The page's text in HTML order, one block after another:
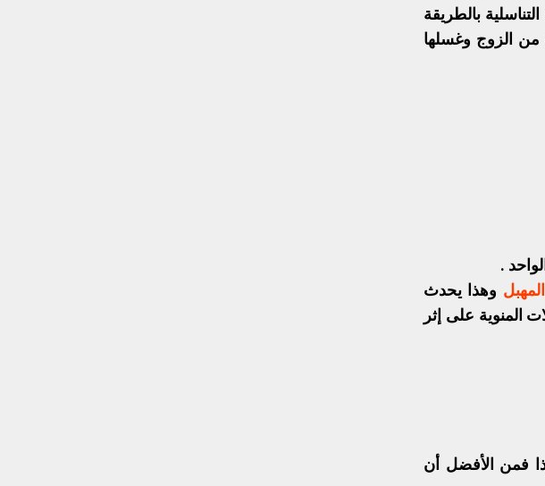
بالطريقة
من الزوج وغسلها
.
المهبل وهذا يحدث
المنوية على إثر
فمن الأفضل أن